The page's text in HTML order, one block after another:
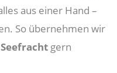
aus einer Hand –
So übernehmen wir
Seefracht gern